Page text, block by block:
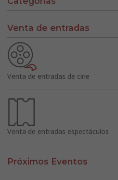
Venta de entradas
Venta de entradas de cine
Venta de entradas espectáculos
Próximos Eventos